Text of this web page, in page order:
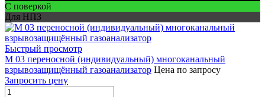
С поверкой
Для НПЗ
Быстрый просмотр
М 03 переносной (индивидуальный) многоканальный
взрывозащищённый газоанализатор Цена по запросу
Запросить цену